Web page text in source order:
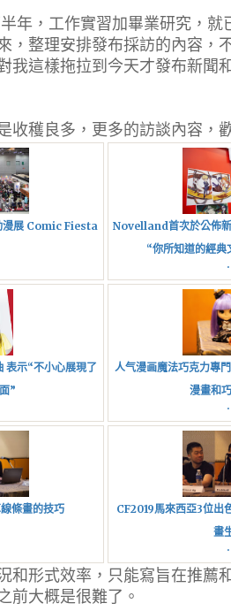
年，工作實習加畢業研究，
，整理安排發布採訪的內容，
我這樣拖拉到今天才發布新聞
收穫良多，更多的訪談內容，
漫展 Comic Fiesta
Novelland首次於公佈
“你所知道的經典
表示“不小心展現了
”
人气漫画魔法巧克力專
漫畫和
條畫的技巧
CF2019馬來西亞3位出
畫
和形式效率，只能寫旨在推薦
前大概是很難了。